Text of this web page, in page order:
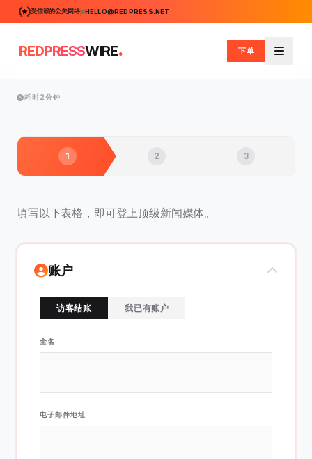
受信赖的公关网络 HELLO@REDPRESS.NET
REDPRESSWIRE. 下单
菜单
耗时2分钟
1 2 3
填写以下表格，即可登上顶级新闻媒体。
账户
访客结账 我已有账户
全名
电子邮件地址